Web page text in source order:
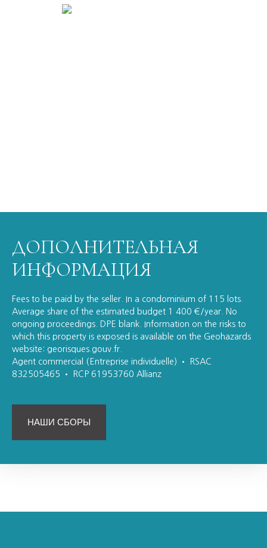
ДОПОЛНИТЕЛЬНАЯ
ИНФОРМАЦИЯ
Fees to be paid by the seller. In a condominium of 115 lots.
Average share of the estimated budget 1 400 €/year. No
ongoing proceedings. DPE blank. Information on the risks to
which this property is exposed is available on the Geohazards
website: georisques.gouv.fr.
Agent commercial (Entreprise individuelle) • RSAC
832505465 • RCP 61953760 Allianz
НАШИ СБОРЫ